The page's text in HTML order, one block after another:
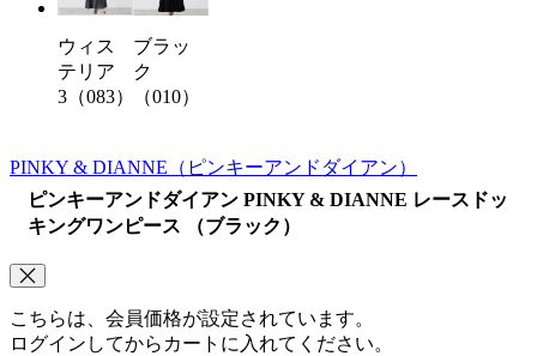
ウィス
テリア
3（083）
ブラッ
ク
（010）
PINKY & DIANNE （ピンキーアンドダイアン）
ピンキーアンドダイアン PINKY & DIANNE レースドッ
キングワンピース （ブラック）
こちらは、会員価格が設定されています。
ログインしてからカートに入れてください。